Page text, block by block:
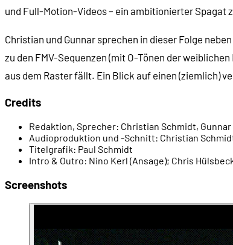
00:11:51 - Das mysteriöse Haus
00:12:51
00:14:03 - Erkundung des Hauses
00:17:10 - Blick nach draußen
00:18:17 - Der Vorzeige-Raum: Das
und Full-Motion-Videos – ein ambitionierter Spagat
Christian und Gunnar sprechen in dieser Folge
zu den FMV-Sequenzen (mit O-Tönen der
aus dem Raster fällt. Ein Blick auf einen (ziemlich)
Credits
Redaktion, Sprecher: Christian Schmidt,
Audioproduktion und -Schnitt: Christian
Titelgrafik: Paul Schmidt
Intro & Outro: Nino Kerl (Ansage); Chris
Screenshots